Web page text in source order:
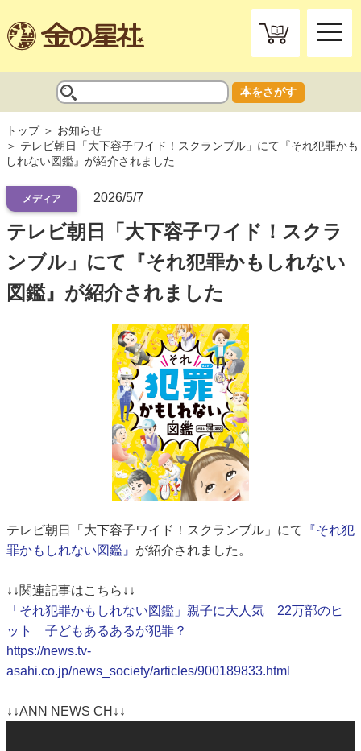
toggle
本をさがす
トップ
お知らせ
テレビ朝日「大下容子ワイド！スクランブル」にて『それ犯罪かも
しれない図鑑』が紹介されました
メディア 2026/5/7
テレビ朝日「大下容子ワイド！スクラ
ンブル」にて『それ犯罪かもしれない
図鑑』が紹介されました
テレビ朝日「大下容子ワイド！スクランブル」にて
『それ犯
罪かもしれない図鑑』 が紹介されました。
↓↓関連記事はこちら↓↓
「それ犯罪かもしれない図鑑」親子に大人気 22万部のヒ
ット 子どもあるあるが犯罪？
https://news.tv-
asahi.co.jp/news_society/articles/900189833.html
↓↓ANN NEWS CH↓↓